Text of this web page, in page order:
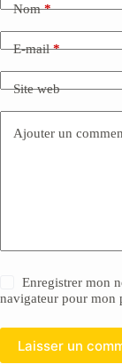
Nom*
E-mail*
Site web
Ajouter un
Enregistrer mon
navigateur pour mon
Laisser un